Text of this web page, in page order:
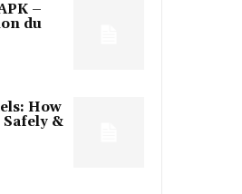
–
du
How
Safely &